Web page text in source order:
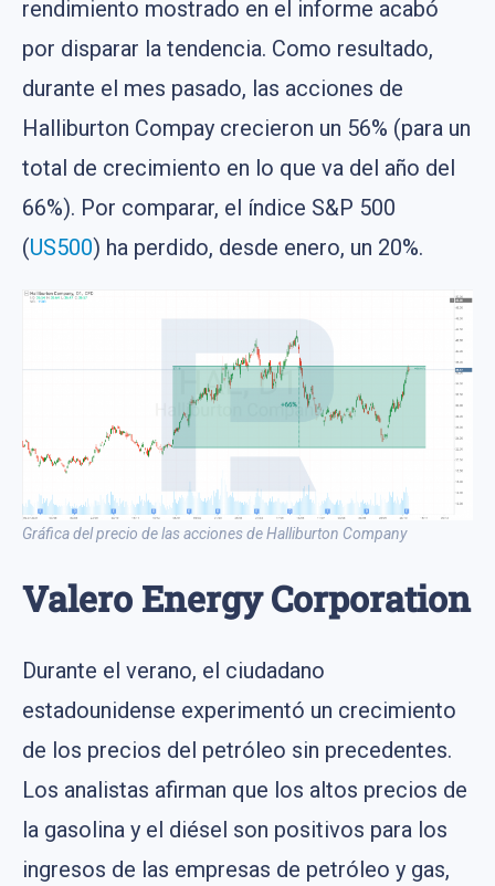
rendimiento mostrado en el informe acabó
por disparar la tendencia. Como resultado,
durante el mes pasado, las acciones de
Halliburton Compay crecieron un 56% (para un
total de crecimiento en lo que va del año del
66%). Por comparar, el índice S&P 500
(US500) ha perdido, desde enero, un 20%.
Gráfica del precio de las acciones de Halliburton Company
Valero Energy Corporation
Durante el verano, el ciudadano
estadounidense experimentó un crecimiento
de los precios del petróleo sin precedentes.
Los analistas afirman que los altos precios de
la gasolina y el diésel son positivos para los
ingresos de las empresas de petróleo y gas,